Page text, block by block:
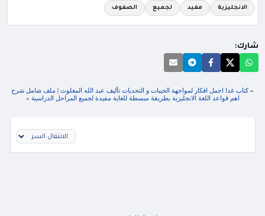
الانجليزية مفيد لجميع الصفوف
شارك:
«كتاب غدا اجمل افكار لمواجهة الخيبات و التحديات تأليف عبد الله المغلوث | ملف شامل شرح
اهم قواعد اللغة الانجليزية بطريقة مبسطة للغاية مفيدة لجميع المراحل الدراسية »